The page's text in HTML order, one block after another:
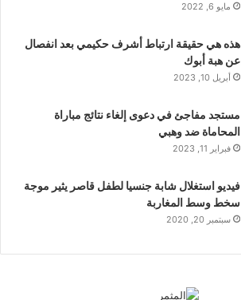
مايو 6, 2022
هذه هي حقيقة ارتباط أشرف حكيمي بعد انفصال
عن هبة أبوك
أبريل 10, 2023
مستجد مفاجئ في دعوى إلغاء نتائج مباراة
المحاماة ضد وهبي
فبراير 11, 2023
فيديو استغلال شابة جنسيا لطفل قاصر يثير موجة
سخط وسط المغاربة
سبتمبر 20, 2020